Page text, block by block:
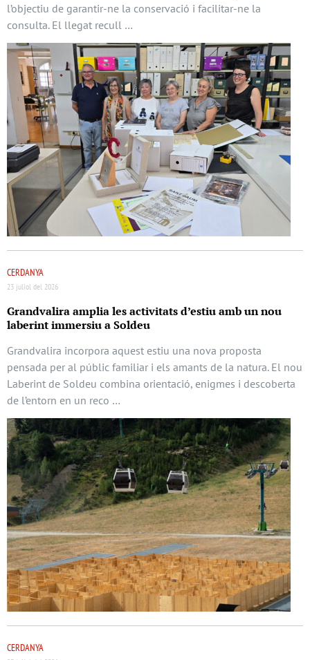
l’objectiu de garantir-ne la conservació i facilitar-ne la
consulta. El llegat recull …
CERDANYA
23 juliol del 2026
Grandvalira amplia les activitats d’estiu amb un nou
laberint immersiu a Soldeu
Grandvalira incorpora aquest estiu una nova proposta
pensada per al públic familiar i els amants de la natura. El nou
Laberint de Soldeu combina orientació, enigmes i descoberta
de l’entorn en un reco …
CERDANYA